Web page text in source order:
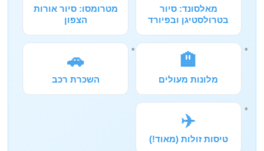
מאלסונד: סיור
בטרולסטיגן ובפיורד
מטרומסו: סיור אורות
הצפון
🏨
מלונות מעולים
🚗
השכרת רכב
✈️
טיסות זולות (מאוד!)